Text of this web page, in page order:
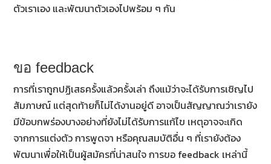
ตัวเราเอง และพัฒนาตัวเองไปพร้อม ๆ กัน
ขอ feedback
การที่เราถูกปฏิเสธครั้งแล้วครั้งเล่า ถึงแม้ว่าจะได้รับการเชิญไป
สัมภาษณ์ แต่สุดท้ายก็ไม่ได้งานอยู่ดี อาจเป็นสัญญาณว่าเรายัง
มีข้อบกพร่องบางอย่างที่ยังไม่ได้รับการแก้ไข เหตุอาจจะเกิด
จากการแต่งตัว การพูดจา หรือคุณสมบัติอื่น ๆ ที่เรายังต้อง
พัฒนาเพื่อให้เป็นผู้สมัครที่น่าสนใจ การขอ feedback เหล่านี้